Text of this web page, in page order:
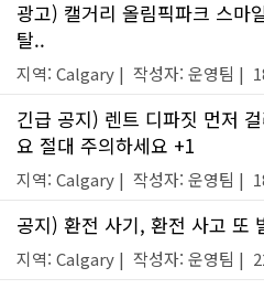
광고) 캘거리 올림픽파크 스마
탈..
지역: Calgary | 작성자: 운영팀 |
긴급 공지) 렌트 디파짓 먼저
요 절대 주의하세요 +1
지역: Calgary | 작성자: 운영팀 |
공지) 환전 사기, 환전 사고 또
지역: Calgary | 작성자: 운영팀 |